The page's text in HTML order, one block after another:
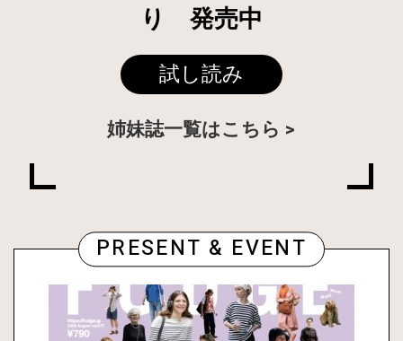
り 発売中
試し読み
姉妹誌一覧はこちら
PRESENT & EVENT